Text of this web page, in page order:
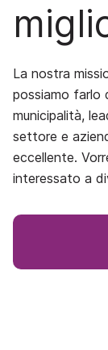
La nostra
possiamo farlo
municipalità,
settore e
eccellente.
interessato a